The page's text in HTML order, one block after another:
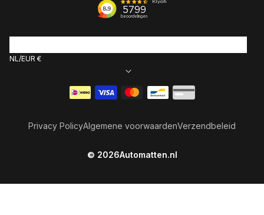
NL EUR €
© 2026Automatten.nl
Privacy PolicyAlgemene voorwaardenVerzendbeleid
Betaalmethoden